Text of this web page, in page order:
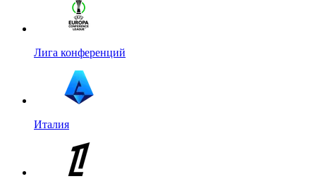
Лига конференций
Италия